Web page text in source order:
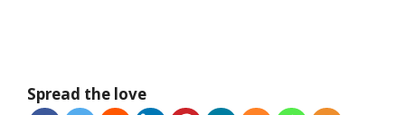
Spread the love